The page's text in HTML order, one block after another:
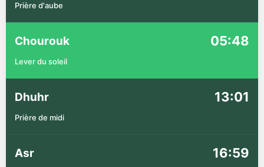
Prière d'aube
Chourouk 05:48
Lever du soleil
Dhuhr 13:01
Prière de midi
Asr 16:59